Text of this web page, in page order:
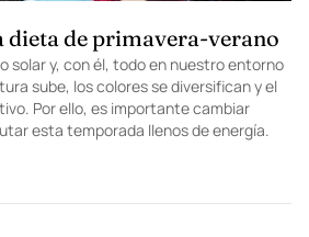
dieta de primavera-verano
solar y, con él, todo en nuestro entorno
sube, los colores se diversifican y el
Por ello, es importante cambiar
esta temporada llenos de energía.